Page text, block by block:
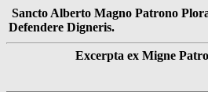
Sancto Alberto Magno Patrono
Defendere Digneris.
Excerpta ex Migne